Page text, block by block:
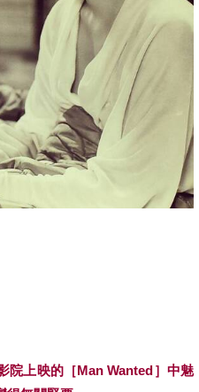
院上映的［Man Wanted ］ 中魅